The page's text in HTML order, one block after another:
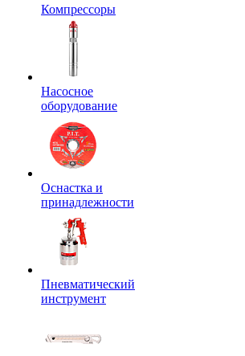
Компрессоры
Насосное
оборудование
Оснастка и
принадлежности
Пневматический
инструмент